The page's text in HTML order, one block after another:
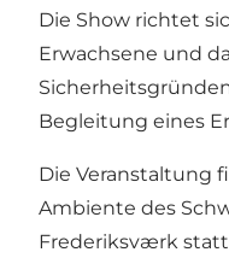
Die Show richtet
Erwachsene und
Begleitung eines
Die Veranstaltung
Ambiente des
Frederiksværk